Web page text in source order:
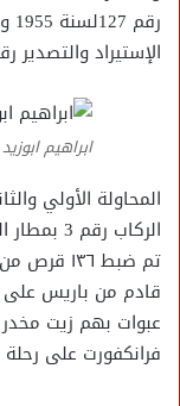
الإستيراد والتصدير رقم 118 لسنة
ابراهيم ابوزيد
المحاولة الأولي
الركاب
تم ضبط
فرانكفورت على رحلة